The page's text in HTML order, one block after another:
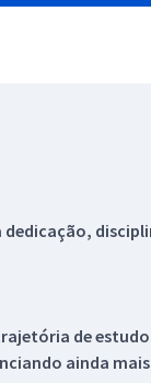
de
ainda